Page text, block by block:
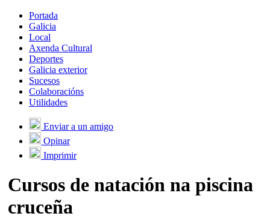
Portada
Galicia
Local
Axenda Cultural
Deportes
Galicia exterior
Sucesos
Colaboracións
Utilidades
Enviar a un amigo
Opinar
Imprimir
Cursos de natación na piscina
cruceña